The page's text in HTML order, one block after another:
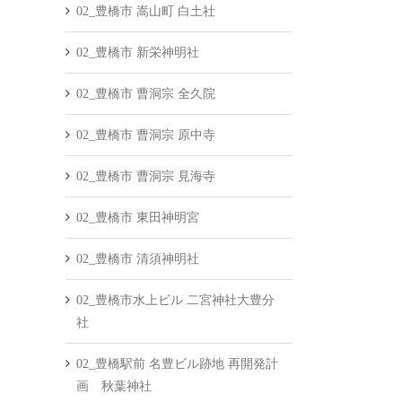
02_豊橋市 嵩山町 白土社
02_豊橋市 新栄神明社
02_豊橋市 曹洞宗 全久院
02_豊橋市 曹洞宗 原中寺
02_豊橋市 曹洞宗 見海寺
02_豊橋市 東田神明宮
02_豊橋市 清須神明社
02_豊橋市水上ビル 二宮神社大豊分
社
02_豊橋駅前 名豊ビル跡地 再開発計
画 秋葉神社